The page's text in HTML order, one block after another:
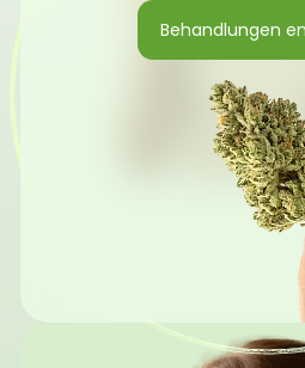
Behandlungen